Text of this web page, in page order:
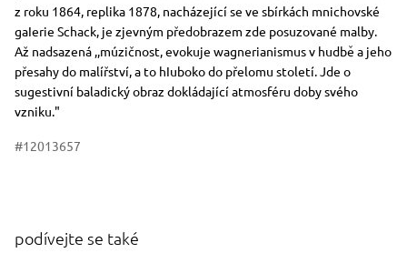
z roku 1864, replika 1878, nacházející se ve sbírkách mnichovské
gaIerie Schack, je zjevným předobrazem zde posuzované malby.
Až nadsazená ,,múzičnost, evokuje wagnerianismus v hudbě a jeho
přesahy do malířství, a to hIuboko do přelomu století. Jde o
sugestivní baladický obraz dokládající atmosféru doby svého
vzniku."
#12013657
podívejte se také